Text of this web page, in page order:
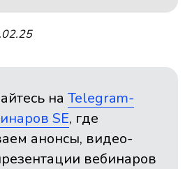
на Telegram-
SE, где
анонсы, видео-
вебинаров